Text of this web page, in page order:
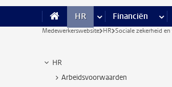
HR meer HR pagina’s
Financiën
Medewerkerswebsite HR Sociale zekerheid
HR
Arbeidsvoorwaarden